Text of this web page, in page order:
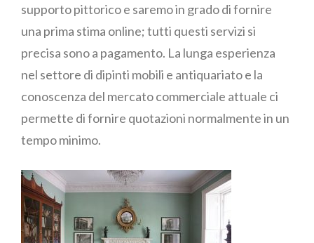
supporto pittorico e saremo in grado di fornire
una prima stima online; tutti questi servizi si
precisa sono a pagamento. La lunga esperienza
nel settore di dipinti mobili e antiquariato e la
conoscenza del mercato commerciale attuale ci
permette di fornire quotazioni normalmente in un
tempo minimo.